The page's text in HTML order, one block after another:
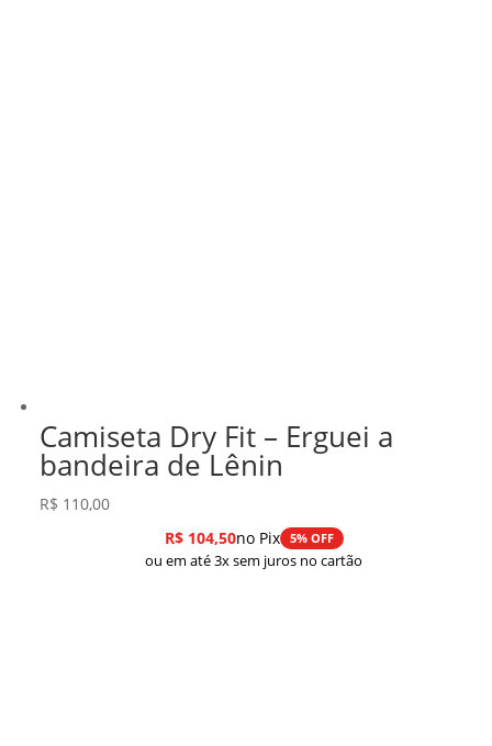
Camiseta Dry Fit – Erguei a
bandeira de Lênin
R$ 110,00
R$104,50no Pix 5% OFF
ou em até 3x sem juros no cartão